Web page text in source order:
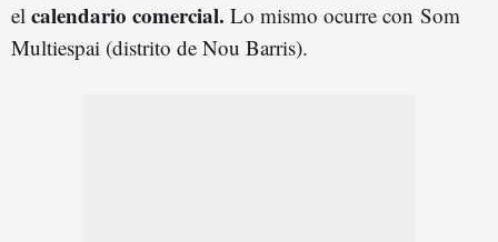
el calendario comercial. Lo mismo ocurre con Som
Multiespai (distrito de Nou Barris).